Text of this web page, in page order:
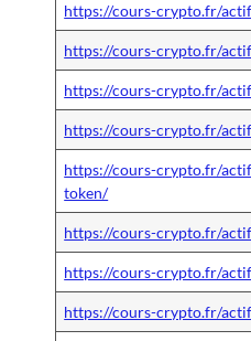
https://cours-crypto.fr/
https://cours-crypto.fr/
https://cours-crypto.fr/
https://cours-crypto.fr/
https://cours-crypto.fr/
token/
https://cours-crypto.fr/
https://cours-crypto.fr/
https://cours-crypto.fr/